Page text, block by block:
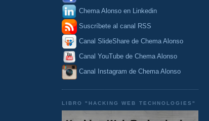
Chema Alonso en Linkedin
Suscríbete al canal RSS
Canal SlideShare de Chema Alonso
Canal YouTube de Chema Alonso
Canal Instagram de Chema Alonso
LIBRO "HACKING WEB TECHNOLOGIES"